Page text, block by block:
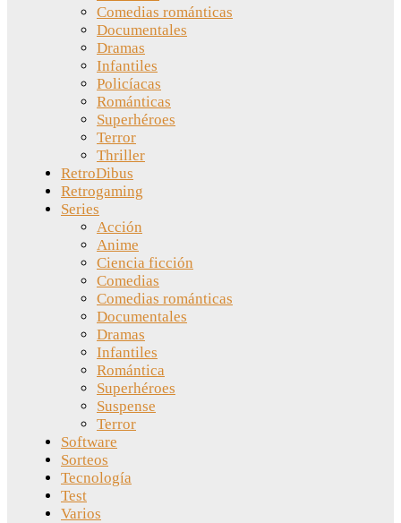
Comedias románticas
Documentales
Dramas
Infantiles
Policíacas
Románticas
Superhéroes
Terror
Thriller
RetroDibus
Retrogaming
Series
Acción
Anime
Ciencia ficción
Comedias
Comedias románticas
Documentales
Dramas
Infantiles
Romántica
Superhéroes
Suspense
Terror
Software
Sorteos
Tecnología
Test
Varios